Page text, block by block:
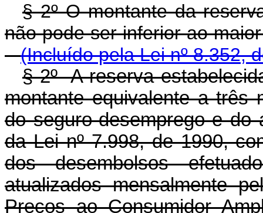
§ 2º O montante da
não pode ser inferior ao
(Incluído pela Lei nº 8.352,
§ 2º A reserva
montante equivalente a três
do seguro-desemprego e do
da Lei nº 7.998, de 1990,
dos desembolsos
atualizados mensalmente
Preços ao Consumidor